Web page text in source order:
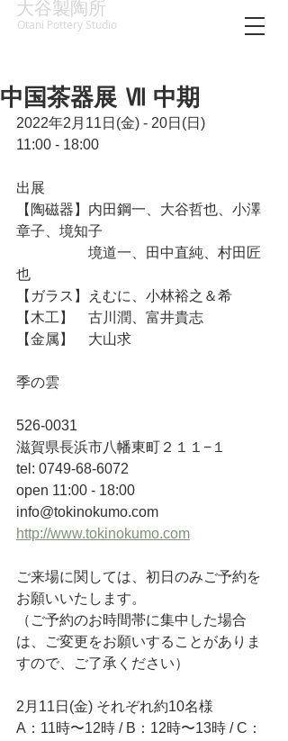
大谷製陶所
Otani Pottery Studio
中国茶器展 Ⅶ 中期
2022年2月11日(金) - 20日(日)
11:00 - 18:00
出展
【陶磁器】内田鋼一、大谷哲也、小澤
章子、境知子
境道一、田中直純、村田匠
也
【ガラス】えむに、小林裕之＆希
【木工】　古川潤、富井貴志
【金属】　大山求
季の雲
526-0031
滋賀県長浜市八幡東町２１１−１
tel: 0749-68-6072
open 11:00 - 18:00
info@tokinokumo.com
http://www.tokinokumo.com
ご来場に関しては、初日のみご予約を
お願いいたします。
（ご予約のお時間帯に集中した場合
は、ご変更をお願いすることがありま
すので、ご了承ください）
2月11日(金) それぞれ約10名様
A：11時〜12時 / B：12時〜13時 / C：